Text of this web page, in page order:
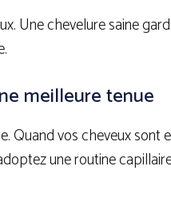
Une chevelure saine
meilleure tenue
Quand vos cheveux sont
une routine